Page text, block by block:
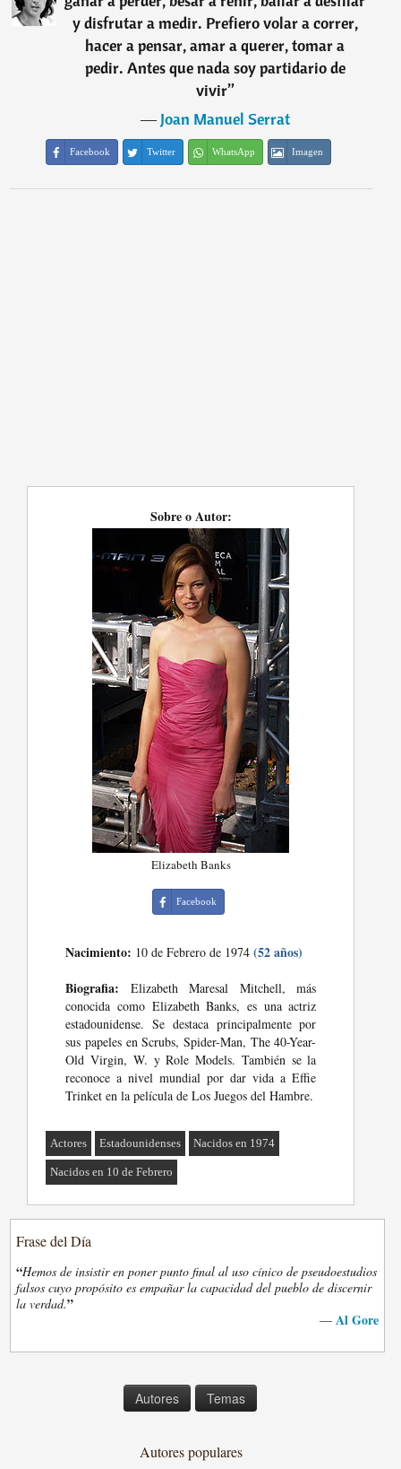
y disfrutar a medir. Prefiero volar a correr,
hacer a pensar, amar a querer, tomar a
pedir. Antes que nada soy partidario de
vivir”
―Joan Manuel Serrat
Facebook Twitter WhatsApp Imagen
Sobre o Autor:
Elizabeth Banks
Facebook
Nacimiento: 10 de Febrero de 1974(52 años)
Biografia: Elizabeth Maresal Mitchell, más
conocida como Elizabeth Banks, es una actriz
estadounidense. Se destaca principalmente por
sus papeles en Scrubs, Spider-Man, The 40-Year-
Old Virgin, W. y Role Models. También se la
reconoce a nivel mundial por dar vida a Effie
Trinket en la película de Los Juegos del Hambre.
Actores Estadounidenses Nacidos en 1974
Nacidos en 10 de Febrero
Frase del Día
“Hemos de insistir en poner punto final al uso cínico de pseudoestudios
falsos cuyo propósito es empañar la capacidad del pueblo de discernir
la verdad.”
— Al Gore
Autores Temas
Autores populares